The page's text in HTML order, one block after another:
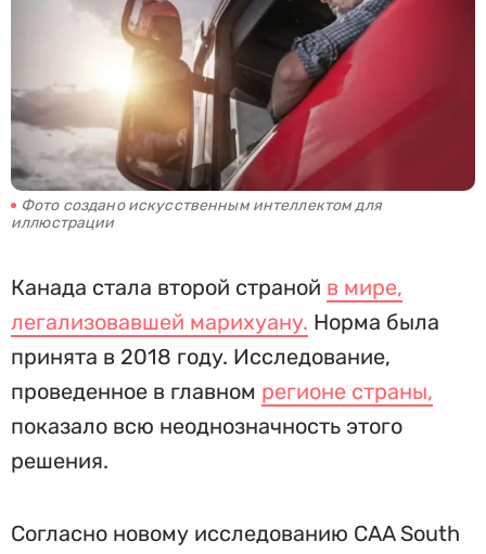
Фото создано искусственным интеллектом для
иллюстрации
Канада стала второй страной в мире,
легализовавшей марихуану. Норма была
принята в 2018 году. Исследование,
проведенное в главном регионе страны,
показало всю неоднозначность этого
решения.
Согласно новому исследованию CAA South